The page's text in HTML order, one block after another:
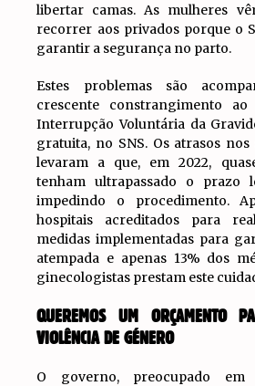
libertar camas. As mulheres
recorrer aos privados porque o
garantir a segurança no parto.
Estes problemas são
crescente constrangimento
Interrupção Voluntária da
gratuita, no SNS. Os atrasos
levaram a que, em 2022,
tenham ultrapassado o prazo
impedindo o procedimento.
hospitais acreditados para
medidas implementadas para
atempada e apenas 13% dos
ginecologistas prestam este
QUEREMOS UM ORÇAMENTO
VIOLÊNCIA DE GÉNERO
O governo, preocupado em